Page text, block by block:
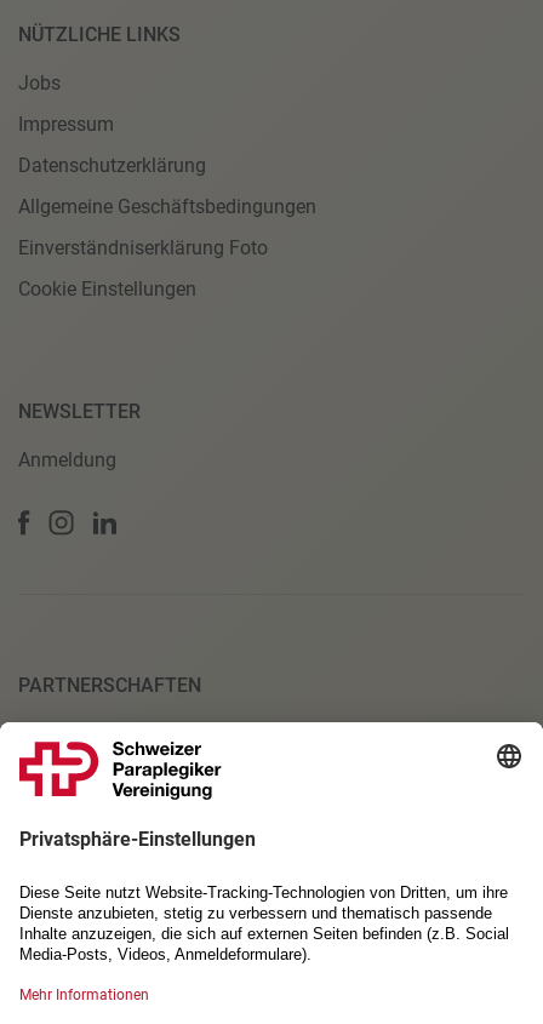
NÜTZLICHE LINKS
Jobs
Impressum
Datenschutzerklärung
Allgemeine Geschäftsbedingungen
Einverständniserklärung Foto
Cookie Einstellungen
NEWSLETTER
Anmeldung
PARTNERSCHAFTEN